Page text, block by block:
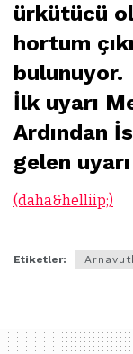
ürkütücü
hortum
bulunuyor.
İlk uyarı
Ardından
gelen
(daha&helliip;)
Etiketler: